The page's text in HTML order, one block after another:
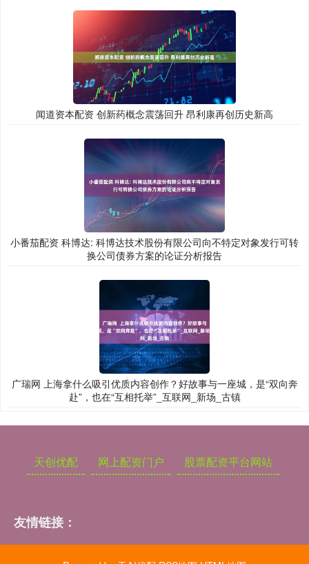
闻道资本配资 创新药概念震荡回升 昂利康再创历史新高
小番茄配资 科博达: 科博达技术股份有限公司向不特定对象发行可转
换公司债券方案的论证分析报告
广瑞网 上海拿什么吸引优质内容创作？好故事与一座城，是“双向奔
赴”，也在“互相托举”_互联网_新场_古镇
天创优配 网上配资门户 股票配资平台网站
友情链接：